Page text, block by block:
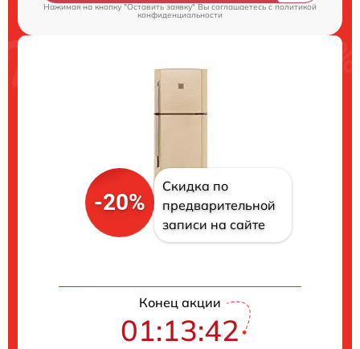
Нажимая на кнопку "Оставить заявку" Вы соглашаетесь cполитикой
конфиденциальности
-20%
Скидка по
предварительной
записи на сайте
Конец акции
01:13:42